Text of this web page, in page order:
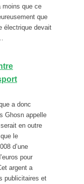
moins que ce
que
électrique devait
a donc
Ghosn appelle
en outre
le
d’une
pour
argent a
publicitaires et